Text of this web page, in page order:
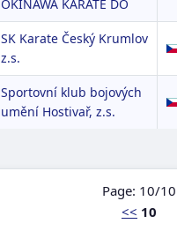
OKINAWA KARATE DO
SK Karate Český Krumlov
z.s.
Sportovní klub bojových
umění Hostivař, z.s.
Page: 10/10
<< 10